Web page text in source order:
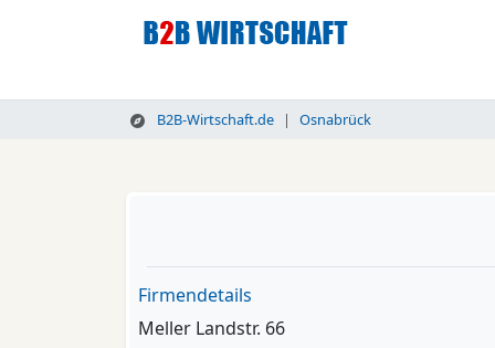
B2B-Wirtschaft.de Osnabrück
Firmendetails
Meller Landstr. 66